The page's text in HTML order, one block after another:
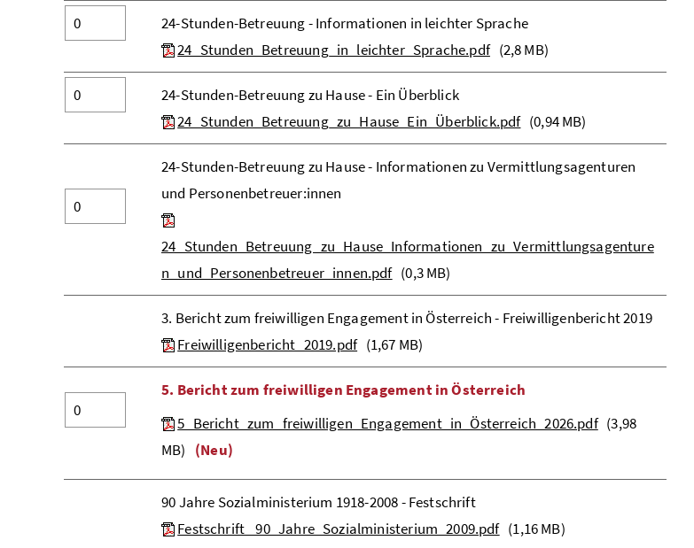
24-Stunden-Betreuung - Informationen in leichter Sprache
24_Stunden_Betreuung_in_leichter_Sprache.pdf (2,8 MB)
24-Stunden-Betreuung zu Hause - Ein Überblick
24_Stunden_Betreuung_zu_Hause_Ein_Überblick.pdf (0,94 MB)
24-Stunden-Betreuung zu Hause - Informationen zu Vermittlungsagenturen
und Personenbetreuer:innen
24_Stunden_Betreuung_zu_Hause_Informationen_zu_Vermittlungsagenture
n_und_Personenbetreuer_innen.pdf (0,3 MB)
3. Bericht zum freiwilligen Engagement in Österreich - Freiwilligenbericht 2019
Freiwilligenbericht_2019.pdf (1,67 MB)
5. Bericht zum freiwilligen Engagement in Österreich
5_Bericht_zum_freiwilligen_Engagement_in_Österreich_2026.pdf (3,98
MB) (Neu)
90 Jahre Sozialministerium 1918-2008 - Festschrift
Festschrift _90_Jahre_Sozialministerium_2009.pdf (1,16 MB)